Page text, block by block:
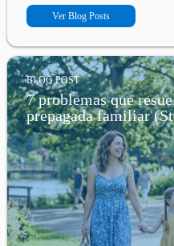
Ver Blog Posts
BLOG POST
7 problemas que
prepagada familiar